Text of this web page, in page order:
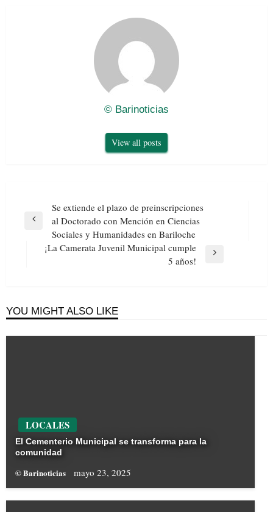
© Barinoticias
View all posts
Navegación
de
entradas
Previous
Se extiende el plazo de preinscripciones
al Doctorado con Mención en Ciencias
Sociales y Humanidades en Bariloche
¡La Camerata Juvenil Municipal cumple
5 años!
YOU MIGHT ALSO LIKE
LOCALES
El Cementerio Municipal se transforma para la
comunidad
© Barinoticias mayo 23, 2025